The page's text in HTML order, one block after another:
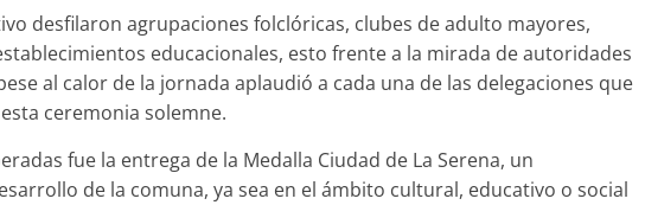
desfilaron agrupaciones folclóricas, clubes de adulto mayores,
educacionales, esto frente a la mirada de autoridades
al calor de la jornada aplaudió a cada una de las delegaciones que
ceremonia solemne.
fue la entrega de la Medalla Ciudad de La Serena, un
de la comuna, ya sea en el ámbito cultural, educativo o social